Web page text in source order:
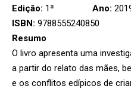
Edição: 1ª Ano:
ISBN: 9788555240850
Resumo
O livro apresenta uma
a partir do relato das mães,
e os conflitos edípicos de